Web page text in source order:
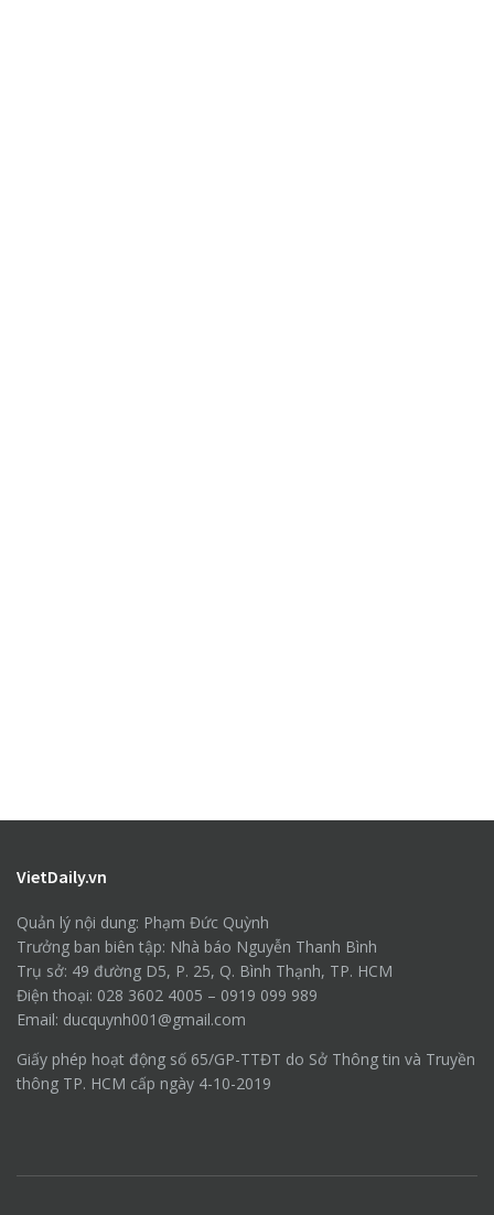
VietDaily.vn
Quản lý nội dung: Phạm Đức Quỳnh
Trưởng ban biên tập: Nhà báo Nguyễn Thanh Bình
Trụ sở: 49 đường D5, P. 25, Q. Bình Thạnh, TP. HCM
Điện thoại: 028 3602 4005 – 0919 099 989
Email: ducquynh001@gmail.com
Giấy phép hoạt động số 65/GP-TTĐT do Sở Thông tin và Truyền
thông TP. HCM cấp ngày 4-10-2019